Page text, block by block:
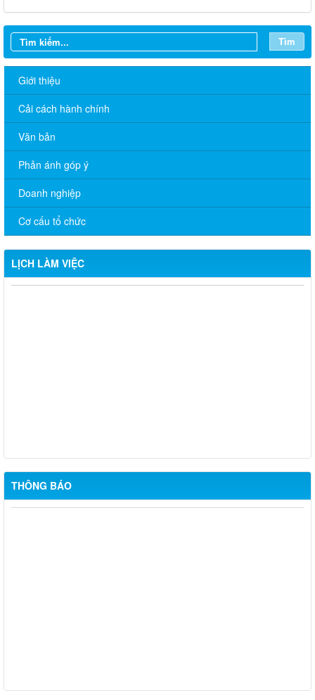
Tìm
Giới thiệu
Cải cách hành chính
Văn bản
Phản ánh góp ý
Doanh nghiệp
Cơ cấu tổ chức
LỊCH LÀM VIỆC
CHƯƠNG TRÌNH LÀM VIỆC TUẦN CỦA THƯỜNG TRỰC
THÔNG BÁO
Chủ động ứng phó hiện tượng El Nino – Sử dụng nước tiết